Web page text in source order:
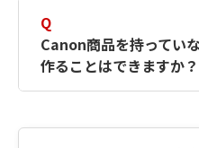
Q
Canon商品を持ってい
作ることはできますか？